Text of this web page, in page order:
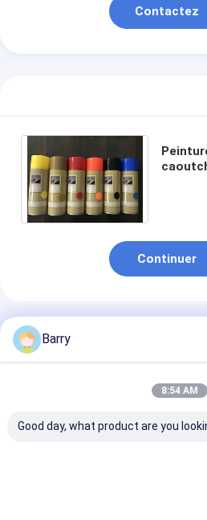
Contactez
Continuer
Produits Recommandés
Barry
8:54 AM
Good day, what product are you